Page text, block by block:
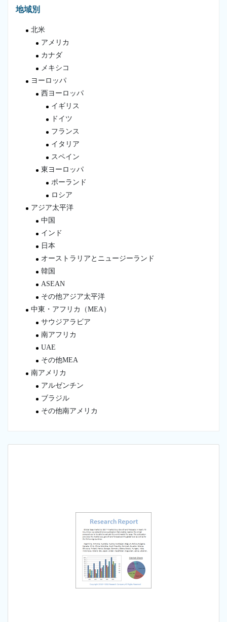
地域別
北米
アメリカ
カナダ
メキシコ
ヨーロッパ
西ヨーロッパ
イギリス
ドイツ
フランス
イタリア
スペイン
東ヨーロッパ
ポーランド
ロシア
アジア太平洋
中国
インド
日本
オーストラリアとニュージーランド
韓国
ASEAN
その他アジア太平洋
中東・アフリカ（MEA）
サウジアラビア
南アフリカ
UAE
その他MEA
南アメリカ
アルゼンチン
ブラジル
その他南アメリカ